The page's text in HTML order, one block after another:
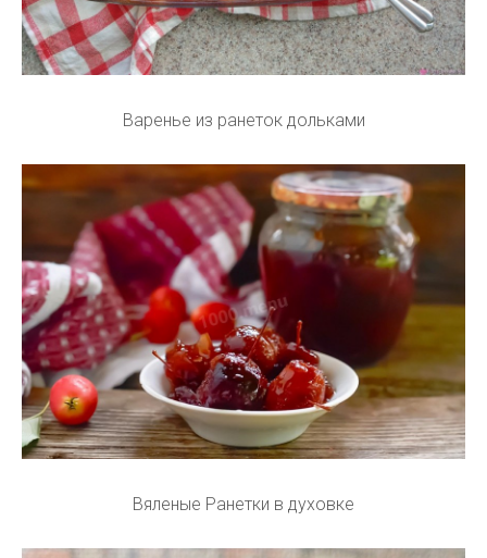
Варенье из ранеток дольками
Вяленые Ранетки в духовке